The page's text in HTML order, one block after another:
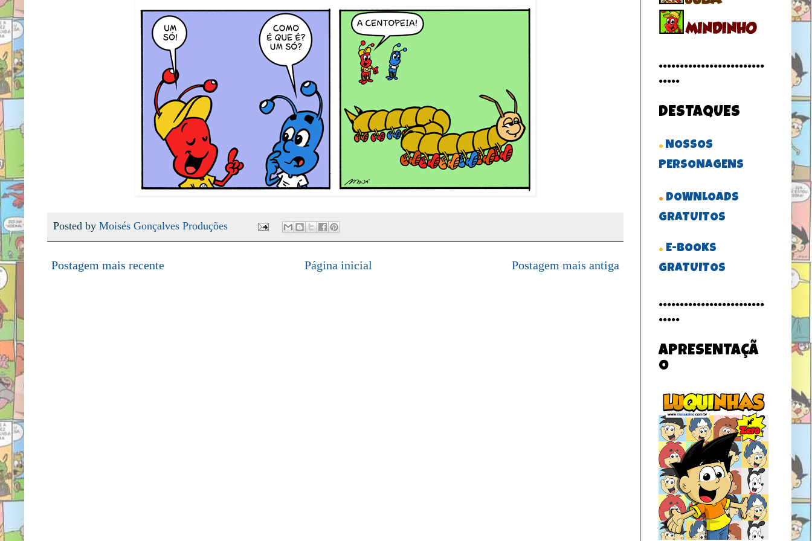
Posted by Moisés Gonçalves Produções
Postagem mais recente Postagem mais antiga
Página inicial
.........................
.....
DESTAQUES
. NOSSOS
PERSONAGENS
. DOWNLOADS
GRATUITOS
. E-BOOKS
GRATUITOS
.........................
.....
APRESENTAÇÃ
O